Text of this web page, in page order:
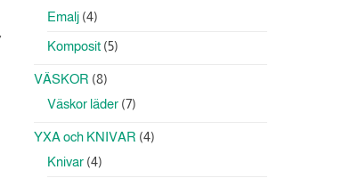
Emalj 44
Komposit 55
VÄSKOR 88
produkter
Väskor läder 77
YXA och KNIVAR 44
Knivar 44